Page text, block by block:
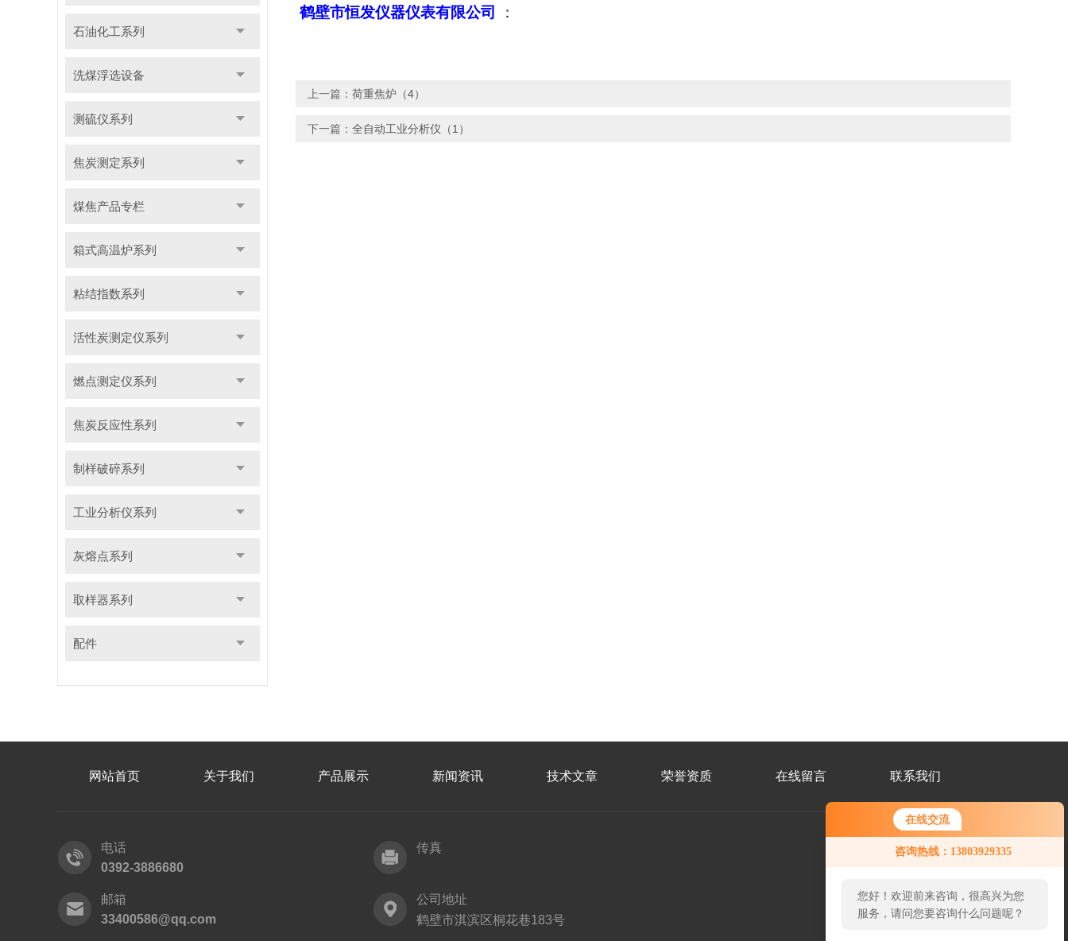
在线交流
咨询热线：13803929335
您好！欢迎前来咨询，很高兴为您
服务，请问您要咨询什么问题呢？
石油化工系列
洗煤浮选设备
测硫仪系列
焦炭测定系列
煤焦产品专栏
箱式高温炉系列
粘结指数系列
活性炭测定仪系列
燃点测定仪系列
焦炭反应性系列
制样破碎系列
工业分析仪系列
灰熔点系列
取样器系列
配件
鹤壁市恒发仪器仪表有限公司 ：
上一篇： 荷重焦炉（4）
下一篇： 全自动工业分析仪（1）
网站首页 关于我们 产品展示 新闻资讯 技术文章 荣誉资质 在线留言 联系我们
电话
0392-3886680
传真
邮箱
33400586@qq.com
公司地址
鹤壁市淇滨区桐花巷183号
号
二